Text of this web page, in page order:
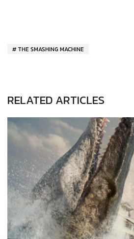
THE SMASHING MACHINE
RELATED ARTICLES